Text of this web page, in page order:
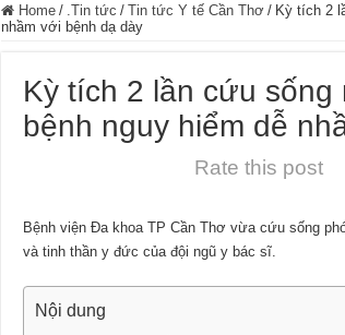
Home / .Tin tức / Tin tức Y tế Cần Thơ / Kỳ tích 2
nhầm với bệnh dạ dày
Kỳ tích 2 lần cứu sống
bệnh nguy hiểm dễ
Rate this post
Bệnh viện Đa khoa TP Cần Thơ vừa cứu sống
và tinh thần y đức của đội ngũ y bác sĩ.
Nội dung